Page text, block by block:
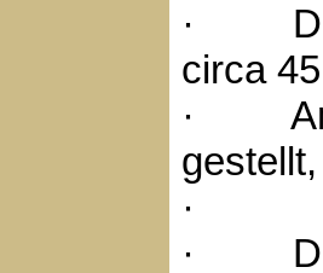
· Die
circa
· Am
·
· Die